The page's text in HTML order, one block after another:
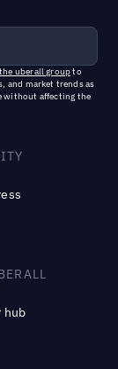
uberall groupto
and market trends as
without affecting the
hub